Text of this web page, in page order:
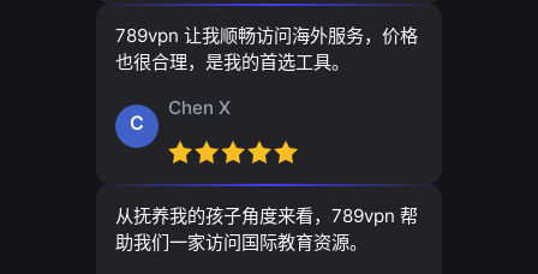
789vpn 让我顺畅访问海外服务，价格
也很合理，是我的首选工具。
C
Chen X
从抚养我的孩子角度来看，789vpn 帮
助我们一家访问国际教育资源。